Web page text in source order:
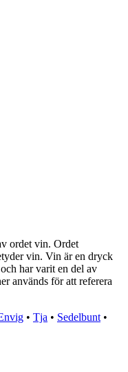
ordet vin. Ordet
vin. Vin är en dryck
har varit en del av
används för att referera
• Tja • Sedelbunt •